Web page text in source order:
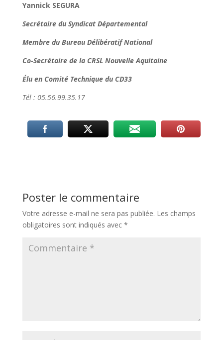
Yannick SEGURA
Secrétaire du Syndicat Départemental
Membre du Bureau Délibératif National
Co-Secrétaire de la CRSL Nouvelle Aquitaine
Élu en Comité Technique du CD33
Tél : 05.56.99.35.17
Poster le commentaire
Votre adresse e-mail ne sera pas publiée. Les champs
obligatoires sont indiqués avec *